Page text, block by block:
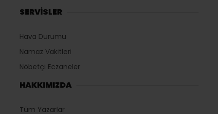
SERVİSLER
Hava Durumu
Namaz Vakitleri
Nöbetçi Eczaneler
HAKKIMIZDA
Tüm Yazarlar